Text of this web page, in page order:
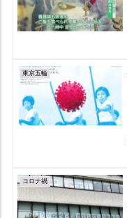
東京五輪
コロナ禍